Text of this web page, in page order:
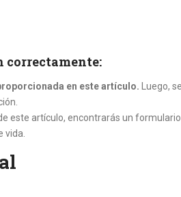
correctamente:
en este artículo. Luego,
este artículo, encontrarás un formulario
vida.